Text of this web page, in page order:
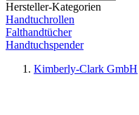
Hersteller-Kategorien
Handtuchrollen
Falthandtücher
Handtuchspender
Kimberly-Clark GmbH